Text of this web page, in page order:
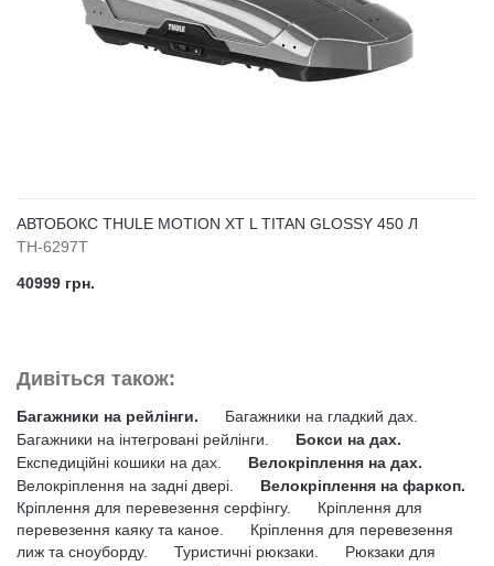
АВТОБОКС THULE MOTION XT L TITAN GLOSSY 450 Л
TH-6297T
40999 грн.
Дивіться також:
Багажники на рейлінги.
Багажники на гладкий дах.
Багажники на інтегровані рейлінги.
Бокси на дах.
Експедиційні кошики на дах.
Велокріплення на дах.
Велокріплення на задні двері.
Велокріплення на фаркоп.
Кріплення для перевезення серфінгу.
Кріплення для
перевезення каяку та каное.
Кріплення для перевезення
лиж та сноуборду.
Туристичні рюкзаки.
Рюкзаки для